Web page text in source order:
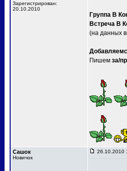
Зарегистрирован:
20.10.2010
Группа В
Встреча В
(на данных
Пишем за/
Сашок
Новичок
26.10.2010